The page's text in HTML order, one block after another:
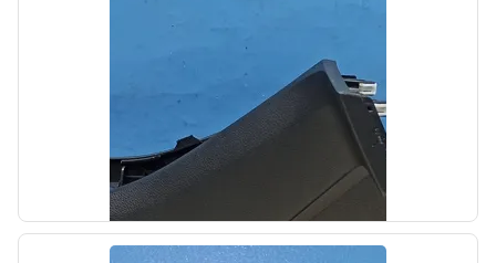
Обшивка двери передней правой Kia
Optima 4 JF 2015-2018
OEM: 82308D5060BX9
Производитель:
Hyundai-KIA
Цена: 4000,00₽